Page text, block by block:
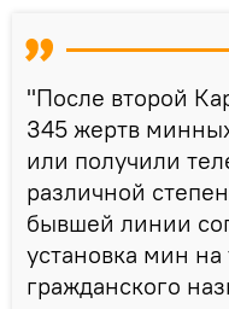
"После второй
345 жертв
или получили
различной
бывшей линии
установка мин на
гражданского